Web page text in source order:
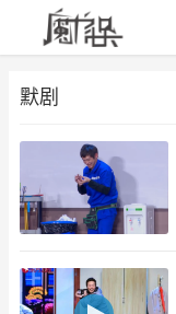
默剧